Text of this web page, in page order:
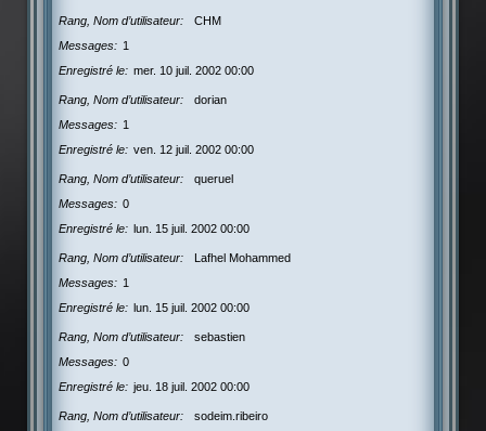
Rang, Nom d’utilisateur
CHM
Messages
1
Enregistré le
mer. 10 juil. 2002 00:00
Rang, Nom d’utilisateur
dorian
Messages
1
Enregistré le
ven. 12 juil. 2002 00:00
Rang, Nom d’utilisateur
queruel
Messages
0
Enregistré le
lun. 15 juil. 2002 00:00
Rang, Nom d’utilisateur
Lafhel Mohammed
Messages
1
Enregistré le
lun. 15 juil. 2002 00:00
Rang, Nom d’utilisateur
sebastien
Messages
0
Enregistré le
jeu. 18 juil. 2002 00:00
Rang, Nom d’utilisateur
sodeim.ribeiro